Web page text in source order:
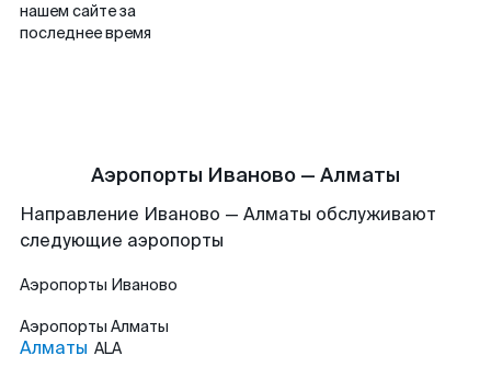
нашем сайте за
последнее время
Аэропорты Иваново — Алматы
Направление Иваново — Алматы обслуживают
следующие аэропорты
Аэропорты Иваново
Аэропорты Алматы
Алматы ALA